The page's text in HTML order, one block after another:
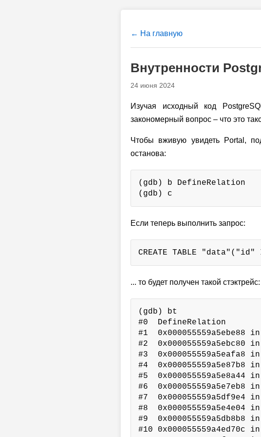
← На главную
Внутренности
24 июня 2024
Изучая исходный код
закономерный вопрос – что это
Чтобы вживую увидеть Portal,
останова:
(gdb) b DefineRelation
(gdb) c
Если теперь выполнить запрос:
CREATE TABLE "data"("id"
... то будет получен такой стэктрейс:
(gdb) bt
#0  DefineRelation
#1  0x000055559a5ebe88
#2  0x000055559a5ebc80
#3  0x000055559a5eafa8
#4
#5  0x000055559a5e8a44
#6
#7  0x000055559a5df9e4
#8  0x000055559a5e4e04
#9  0x000055559a5db8b8 in
#10 0x000055559a4ed70c